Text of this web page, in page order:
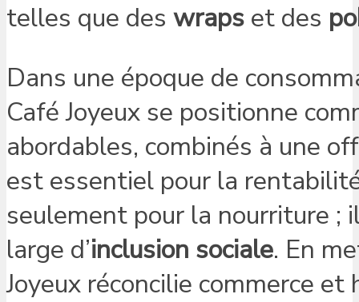
telles que des wraps et des
Dans une époque de
Café Joyeux se positionne
abordables, combinés à une
est essentiel pour la
seulement pour la nourriture ;
large d’inclusion sociale. En
Joyeux réconcilie commerce et